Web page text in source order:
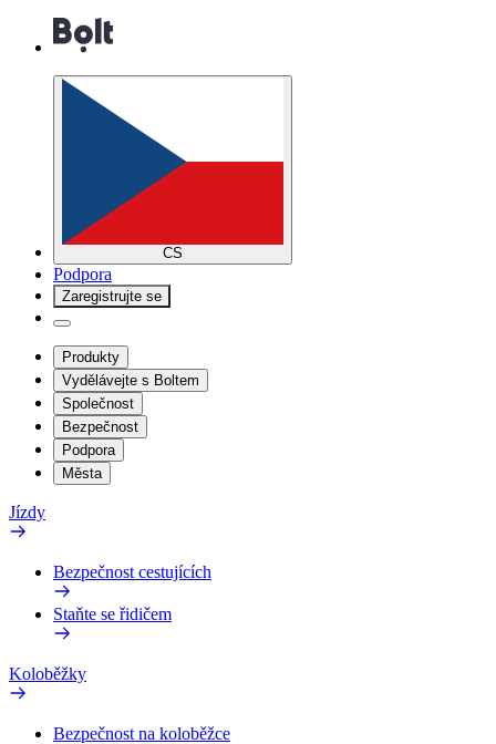
CS
Podpora
Zaregistrujte se
Produkty
Vydělávejte s Boltem
Společnost
Bezpečnost
Podpora
Města
Jízdy
Bezpečnost cestujících
Staňte se řidičem
Koloběžky
Bezpečnost na koloběžce